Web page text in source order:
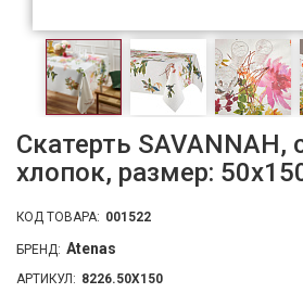
Скатерть SAVANNAH,
хлопок, размер:
КОД ТОВАРА: 001522
БРЕНД: Atenas
АРТИКУЛ: 8226.50X150